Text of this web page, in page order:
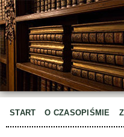
START O CZASOPIŚMIE